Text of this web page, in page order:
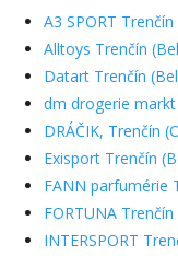
A3 SPORT
Alltoys Trenčín
Datart Trenčín
dm drogerie
DRÁČIK, Trenčín
Exisport Trenčín
FANN parfumérie
FORTUNA
INTERSPORT